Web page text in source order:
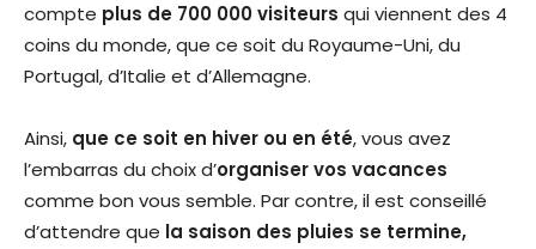
compte plus de 700 000 visiteurs qui viennent des 4
coins du monde, que ce soit du Royaume-Uni, du
Portugal, d’Italie et d’Allemagne.
Ainsi, que ce soit en hiver ou en été, vous avez
l’embarras du choix d’organiser vos vacances
comme bon vous semble. Par contre, il est conseillé
d’attendre que la saison des pluies se termine,